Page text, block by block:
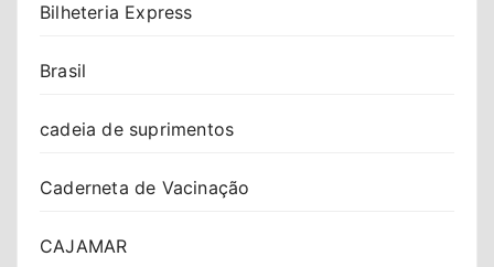
Bilheteria Express
Brasil
cadeia de suprimentos
Caderneta de Vacinação
CAJAMAR